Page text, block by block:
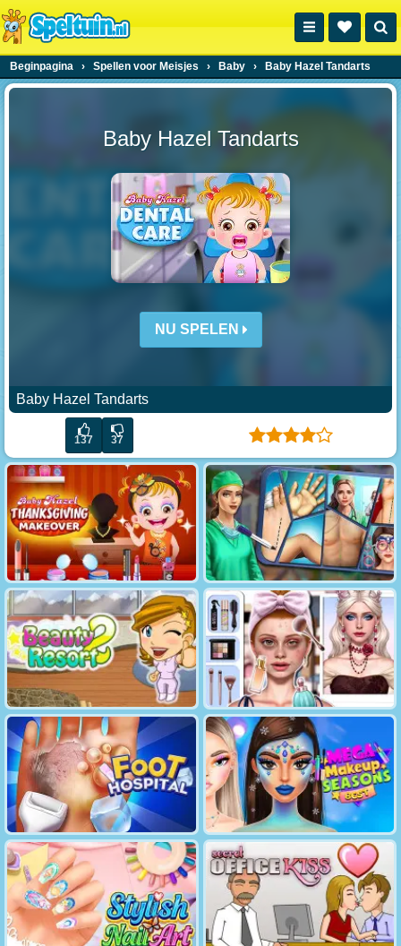
Beginpagina › Spellen voor Meisjes › Baby › Baby Hazel Tandarts
Baby Hazel Tandarts
NU SPELEN
Baby Hazel Tandarts
137 37